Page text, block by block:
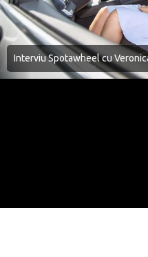
Interviu Spotawheel cu